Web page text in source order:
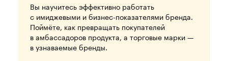
Вы научитесь эффективно работать
с имиджевыми и бизнес-показателями бренда.
Поймёте, как превращать покупателей
в амбассадоров продукта, а торговые марки —
в узнаваемые бренды.